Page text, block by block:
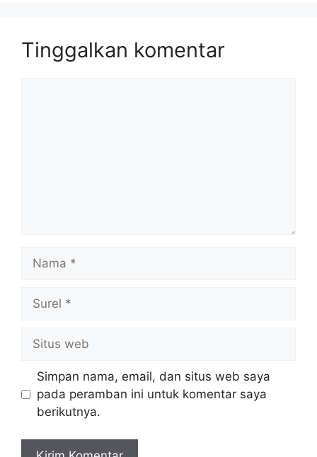
Tinggalkan komentar
Nama
Surel
Situs
web
Simpan nama, email, dan situs web saya
pada peramban ini untuk komentar saya
berikutnya.